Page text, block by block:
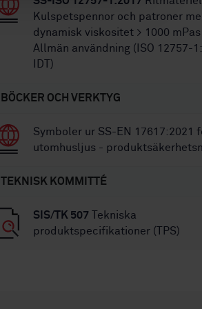
Kulspetspennor och patroner
dynamisk viskositet > 1000
Allmän användning (ISO 12757-
IDT)
BÖCKER OCH VERKTYG
Symboler ur SS-EN 17617:2021
utomhusljus -
TEKNISK KOMMITTÉ
SIS/TK 507 Tekniska
produktspecifikationer (TPS)